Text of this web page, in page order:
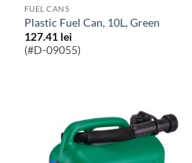
FUEL CANS
Plastic Fuel Can, 10L, Green
127.41 lei
(#D-09055)